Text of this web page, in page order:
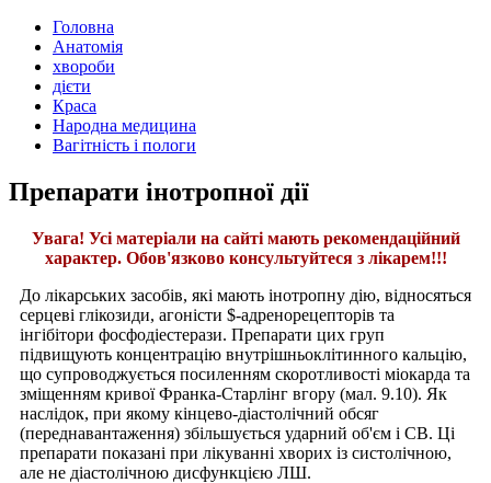
Головна
Анатомія
хвороби
дієти
Краса
Народна медицина
Вагітність і пологи
Препарати інотропної дії
Увага! Усі матеріали на сайті мають рекомендаційний
характер. Обов'язково консультуйтеся з лікарем!!!
До лікарських засобів, які мають інотропну дію, відносяться
серцеві глікозиди, агоністи $-адренорецепторів та
інгібітори фосфодіестерази. Препарати цих груп
підвищують концентрацію внутрішньоклітинного кальцію,
що супроводжується посиленням скоротливості міокарда та
зміщенням кривої Франка-Старлінг вгору (мал. 9.10). Як
наслідок, при якому кінцево-діастолічний обсяг
(переднавантаження) збільшується ударний об'єм і СВ. Ці
препарати показані при лікуванні хворих із систолічною,
але не діастолічною дисфункцією ЛШ.